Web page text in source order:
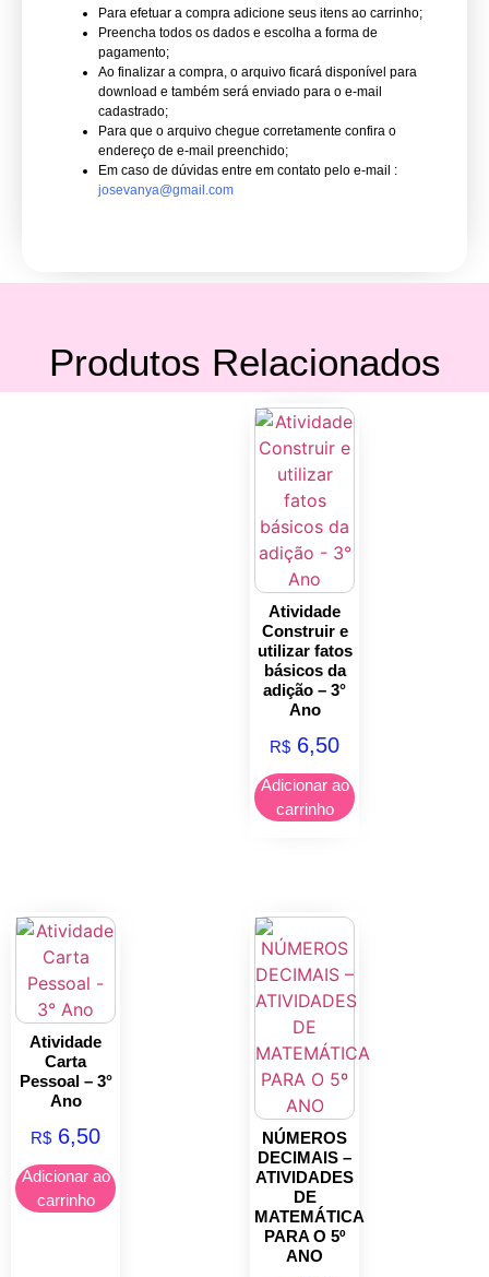
Para efetuar a compra adicione seus itens ao carrinho;
Preencha todos os dados e escolha a forma de
pagamento;
Ao finalizar a compra, o arquivo ficará disponível para
download e também será enviado para o e-mail
cadastrado;
Para que o arquivo chegue corretamente confira o
endereço de e-mail preenchido;
Em caso de dúvidas entre em contato pelo e-mail :
josevanya@gmail.com
Produtos Relacionados
Atividade
Construir e
utilizar fatos
básicos da
adição – 3°
Ano
R$ 6,50
Adicionar ao
carrinho
Atividade
Carta
Pessoal – 3°
Ano
R$ 6,50
Adicionar ao
carrinho
NÚMEROS
DECIMAIS –
ATIVIDADES
DE
MATEMÁTICA
PARA O 5º
ANO